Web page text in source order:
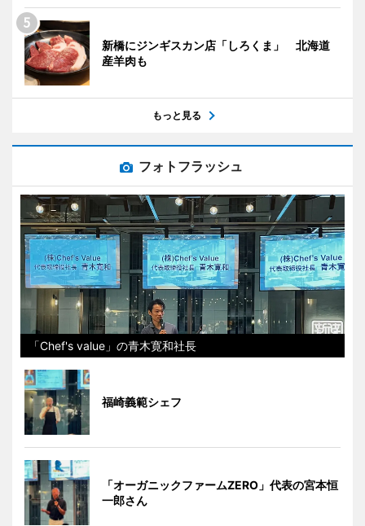
新橋にジンギスカン店「しろくま」 北海道
産羊肉も
もっと見る
フォトフラッシュ
「Chef's value」の青木寛和社長
福崎義範シェフ
「オーガニックファームZERO」代表の宮本恒
一郎さん